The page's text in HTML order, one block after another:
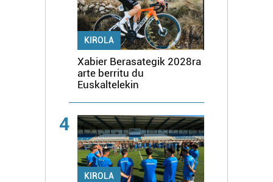
KIROLA
Xabier Berasategik 2028ra
arte berritu du
Euskaltelekin
4
KIROLA